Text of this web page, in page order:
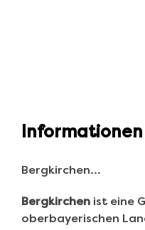
Bergkirchen…
Bergkirchen ist eine
oberbayerischen